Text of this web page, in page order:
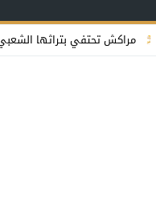
افتتاح الدورة الـ55 للمهرجان الوطني للفنون الشعبية